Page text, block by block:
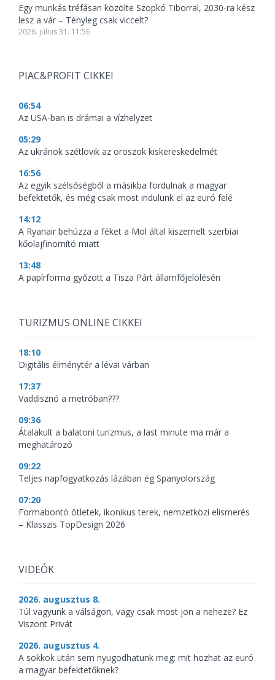
Egy munkás tréfásan közölte Szopkó Tiborral, 2030-ra kész
lesz a vár – Tényleg csak viccelt?
2026. július 31. 11:56
PIAC&PROFIT CIKKEI
06:54
Az USA-ban is drámai a vízhelyzet
05:29
Az ukránok szétlövik az oroszok kiskereskedelmét
16:56
Az egyik szélsőségből a másikba fordulnak a magyar
befektetők, és még csak most indulunk el az euró felé
14:12
A Ryanair behúzza a féket a Mol által kiszemelt szerbiai
kőolajfinomító miatt
13:48
A papírforma győzött a Tisza Párt államfőjelölésén
TURIZMUS ONLINE CIKKEI
18:10
Digitális élménytér a lévai várban
17:37
Vaddisznó a metróban???
09:36
Átalakult a balatoni turizmus, a last minute ma már a
meghatározó
09:22
Teljes napfogyatkozás lázában ég Spanyolország
07:20
Formabontó ötletek, ikonikus terek, nemzetközi elismerés
– Klasszis TopDesign 2026
VIDEÓK
2026. augusztus 8.
Túl vagyunk a válságon, vagy csak most jön a neheze? Ez
Viszont Privát
2026. augusztus 4.
A sokkok után sem nyugodhatunk meg: mit hozhat az euró
a magyar befektetőknek?